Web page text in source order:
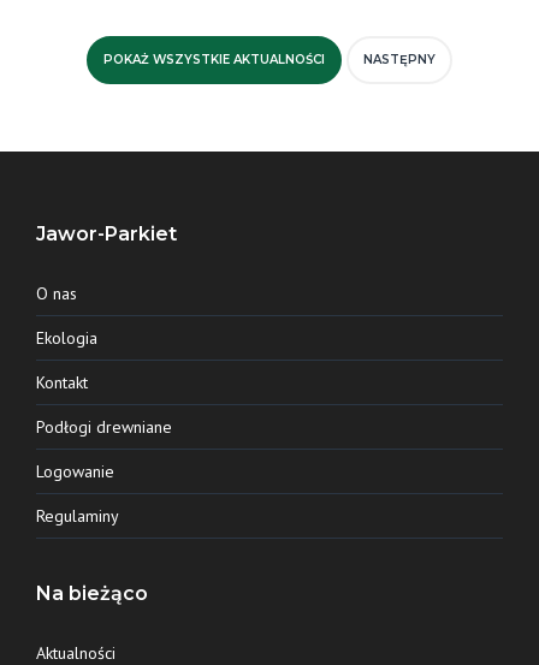
POKAŻ WSZYSTKIE AKTUALNOŚCI NASTĘPNY
Jawor-Parkiet
O nas
Ekologia
Kontakt
Podłogi drewniane
Logowanie
Regulaminy
Na bieżąco
Aktualności